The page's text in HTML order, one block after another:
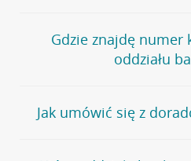
Jeśli szukasz oddziału naszego
stronęPlacówki i bankomaty, na
wygodna wyszukiwarka.
oddziałów
Gdzie znajdę numer
oddziału
Bank Credit Agricole nie
telefonu do placówki bankowej.
Jak umówić się z